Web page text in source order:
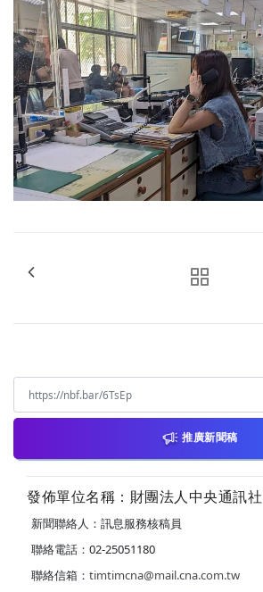
推廣新聞稿
發佈單位名稱：財團法人中央通訊社
新聞聯絡人：訊息服務核稿員
聯絡電話：02-25051180
聯絡信箱： timtimcna@mail.cna.com.tw